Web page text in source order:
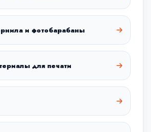
и фотобарабаны
для печати